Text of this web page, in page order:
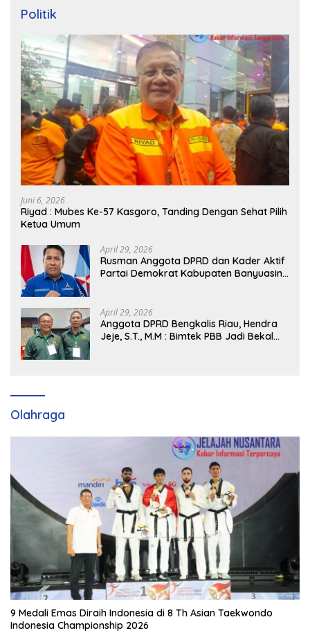
Politik
Juni 6, 2026
Riyad : Mubes Ke-57 Kasgoro, Tanding Dengan Sehat Pilih
Ketua Umum
April 29, 2026
Rusman Anggota DPRD dan Kader Aktif
Partai Demokrat Kabupaten Banyuasin
April 29, 2026
Anggota DPRD Bengkalis Riau, Hendra
Jeje, S.T., M.M : Bimtek PBB Jadi Bekal
Olahraga
9 Medali Emas Diraih Indonesia di 8 Th Asian Taekwondo
Indonesia Championship 2026